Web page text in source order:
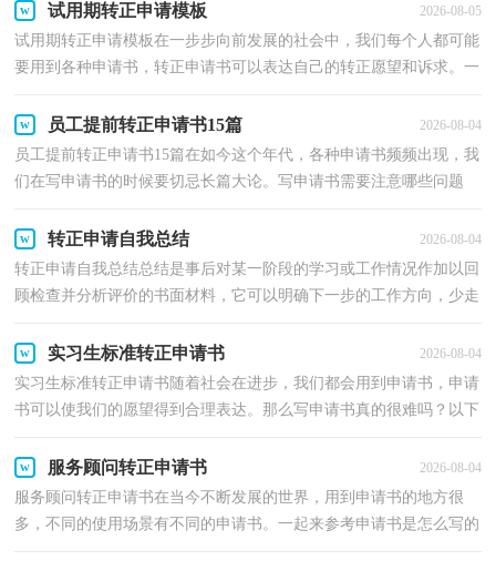
试用期转正申请模板 2026-08-05
试用期转正申请模板在一步步向前发展的社会中，我们每个人都可能
要用到各种申请书，转正申请书可以表达自己的转正愿望和诉求。一
员工提前转正申请书15篇 2026-08-04
员工提前转正申请书15篇在如今这个年代，各种申请书频频出现，我
们在写申请书的时候要切忌长篇大论。写申请书需要注意哪些问题
转正申请自我总结 2026-08-04
转正申请自我总结总结是事后对某一阶段的学习或工作情况作加以回
顾检查并分析评价的书面材料，它可以明确下一步的工作方向，少走
实习生标准转正申请书 2026-08-04
实习生标准转正申请书随着社会在进步，我们都会用到申请书，申请
书可以使我们的愿望得到合理表达。那么写申请书真的很难吗？以下
服务顾问转正申请书 2026-08-04
服务顾问转正申请书在当今不断发展的世界，用到申请书的地方很
多，不同的使用场景有不同的申请书。一起来参考申请书是怎么写的